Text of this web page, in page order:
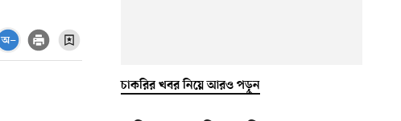
চাকরির খবর নিয়ে আরও পড়ুন